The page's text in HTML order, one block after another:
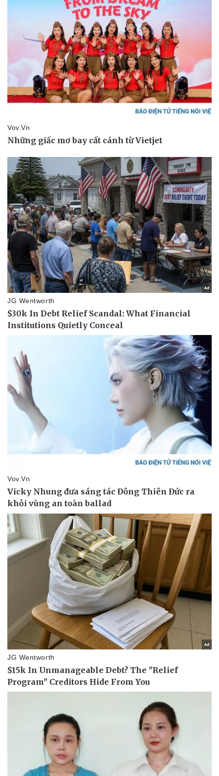
Pháp luật
Tin nóng
Tư vấn luật
Quân sự - Quốc phòng
Vũ khí
Việt Nam
Phân tích